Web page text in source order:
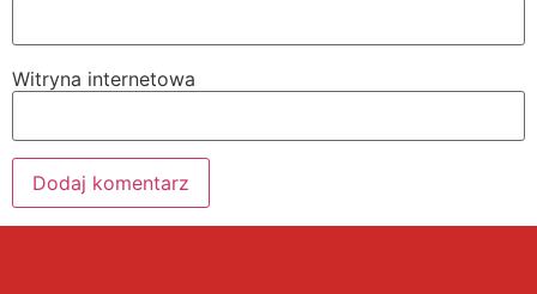
Witryna internetowa